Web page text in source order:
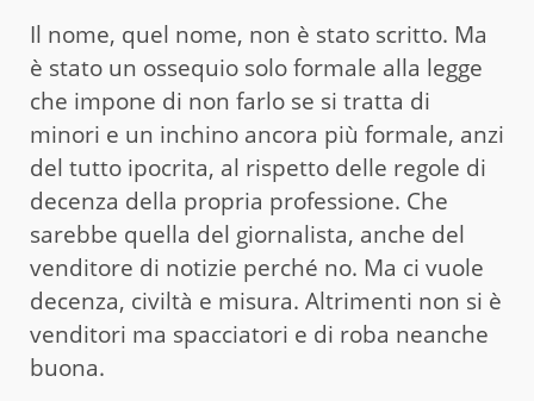
Il nome, quel nome, non è stato scritto. Ma
è stato un ossequio solo formale alla legge
che impone di non farlo se si tratta di
minori e un inchino ancora più formale, anzi
del tutto ipocrita, al rispetto delle regole di
decenza della propria professione. Che
sarebbe quella del giornalista, anche del
venditore di notizie perché no. Ma ci vuole
decenza, civiltà e misura. Altrimenti non si è
venditori ma spacciatori e di roba neanche
buona.